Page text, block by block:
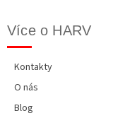
Více o HARV
Kontakty
O nás
Blog